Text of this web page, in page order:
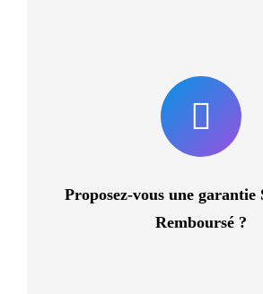
Proposez-vous une garantie
Remboursé ?
Tout à fait ! Vous pouvez tester notre
jours. Si à l’issue des 30 jours vous
nos services, dites-le nous, et nous vous